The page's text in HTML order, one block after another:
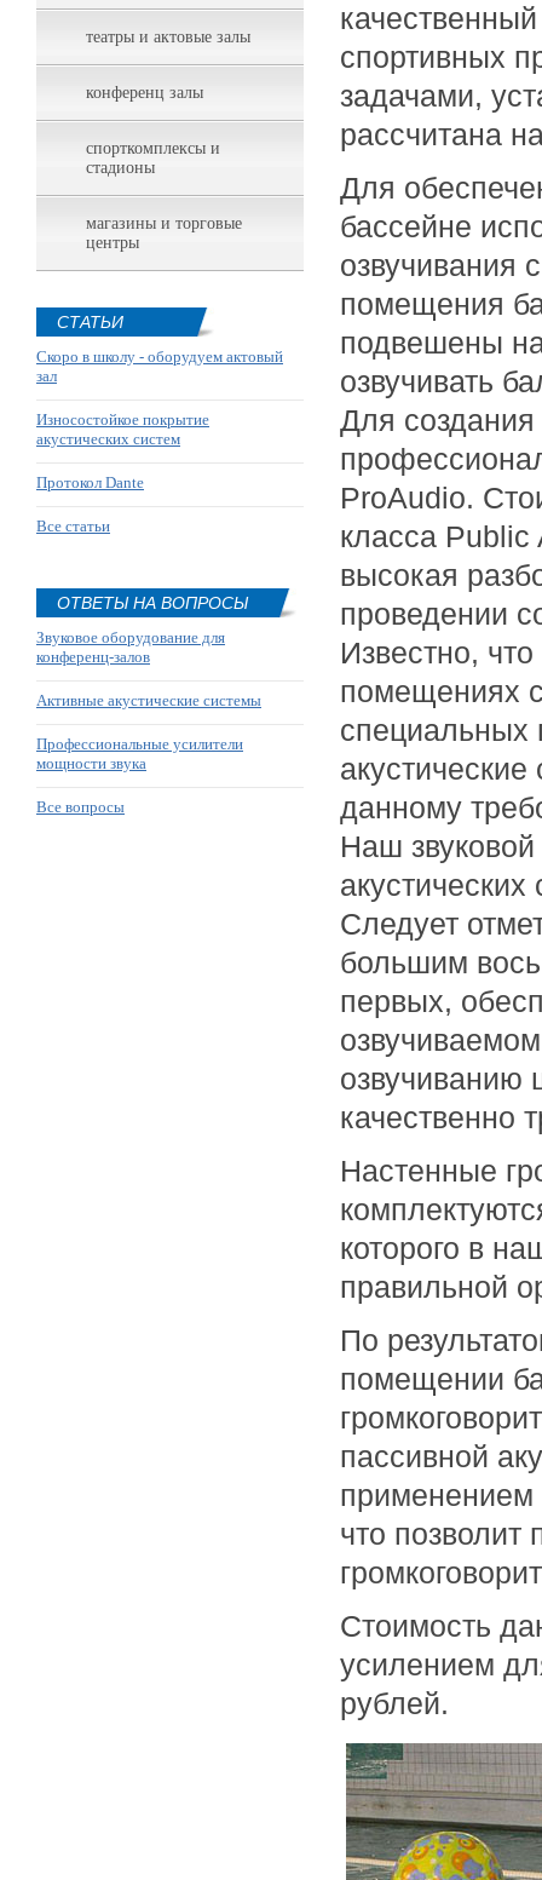
театры и актовые залы
конференц залы
спорткомплексы и
стадионы
магазины и торговые
центры
СТАТЬИ
Скоро в школу - оборудуем актовый
зал
Износостойкое покрытие
акустических систем
Протокол Dante
Все статьи
ОТВЕТЫ НА ВОПРОСЫ
Звуковое оборудование для
конференц-залов
Активные акустические системы
Профессиональные усилители
мощности звука
Все вопросы
спортивных
задачами,
рассчитана
Для
бассейне
озвучивания
помещения
подвешены
озвучивать
Для
ProAudio.
класса Public
высокая
проведении
Известно,
помещениях
специальных
данному
Наш
Следует
большим
первых,
озвучиванию
качественно
Настенные
которого в
правильной
По
помещении
пассивной
что позволит
Стоимость
усилением
рублей.